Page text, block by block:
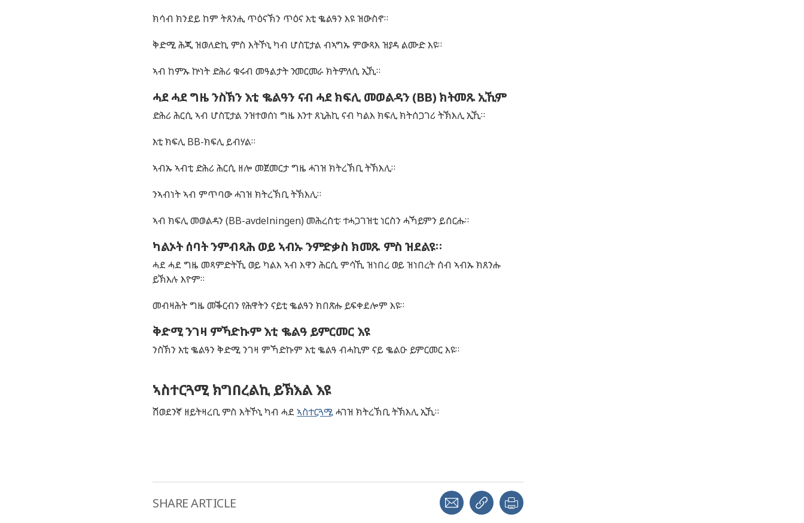
ክሳብ ክንደይ ከም ትጸንሒ ጥዕናኽን ጥዕና እቲ ቈልዓን እዩ ዝውስኖ።
ቅድሚ ሕጂ ዝወለድኪ ምስ እትኾኒ ካብ ሆስፒታል ብኣግኡ ምውጻእ ዝያዳ ልሙድ እዩ።
ኣብ ከምኡ ኵነት ድሕሪ ቁሩብ መዓልታት ንመርመራ ክትምለሲ ኢኺ።
ሓደ ሓደ ግዜ ንስኽን እቲ ቈልዓን ናብ ሓደ ክፍሊ መወልዳን (BB) ክትመጹ ኢኺም
ድሕሪ ሕርሲ ኣብ ሆስፒታል ንዝተወሰነ ግዜ እንተ ጸኒሕኪ ናብ ካልእ ክፍሊ ክትሰጋገሪ ትኽእሊ ኢኺ።
እቲ ክፍሊ BB-ክፍሊ ይብሃል።
ኣብኡ ኣብቲ ድሕሪ ሕርሲ ዘሎ መጀመርታ ግዜ ሓገዝ ክትረኽቢ ትኽእሊ።
ንኣብነት ኣብ ምጥባው ሓገዝ ክትረኽቢ ትኽእሊ።
ኣብ ክፍሊ መወልዳን (BB-avdelningen) መሕረስቲ፡ ተሓጋገዝቲ ነርስን ሓኻይምን ይሰርሑ።
ካልኦት ሰባት ንምብጻሕ ወይ ኣብኡ ንምድቃስ ክመጹ ምስ ዝደልዩ።
ሓደ ሓደ ግዜ መጻምድትኺ ወይ ካልእ ኣብ እዋን ሕርሲ ምሳኺ ዝነበረ ወይ ዝነበረት ሰብ ኣብኡ ክጸንሑ
ይኽእሉ እዮም።
መብዛሕት ግዜ መቕርብን የሕዋትን ናይቲ ቈልዓን ክበጽሑ ይፍቀደሎም እዩ።
ቅድሚ ንገዛ ምኻድኩም እቲ ቈልዓ ይምርመር እዩ
ንስኽን እቲ ቈልዓን ቅድሚ ንገዛ ምኻድኩም እቲ ቈልዓ ብሓኪም ናይ ቈልዑ ይምርመር እዩ።
ኣስተርጓሚ ክግበረልኪ ይኽእል እዩ
ሽወደንኛ ዘይትዛረቢ ምስ እትኾኒ ካብ ሓደኣስተርጓሚሓገዝ ክትረኽቢ ትኽእሊ ኢኺ።
SHARE ARTICLE Share with a friend
Copy link